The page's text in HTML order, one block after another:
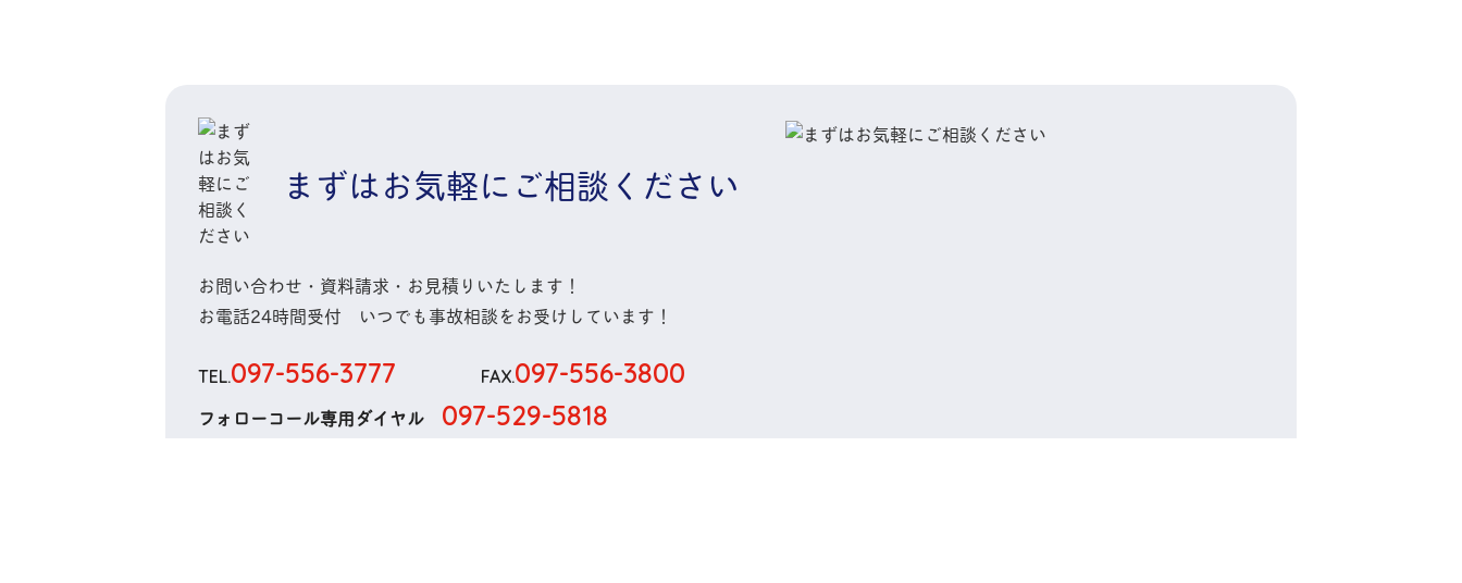
まずはお気軽にご相談ください
お問い合わせ・資料請求・お見積りいたします！
お電話24時間受付 いつでも事故相談をお受けしています！
TEL.097-556-3777 FAX.097-556-3800
フォローコール専用ダイヤル 097-529-5818